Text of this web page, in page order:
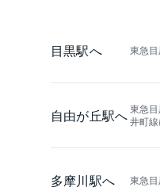
目黒駅へ 東急
自由が丘駅へ東急
井町
多摩川駅へ 東急